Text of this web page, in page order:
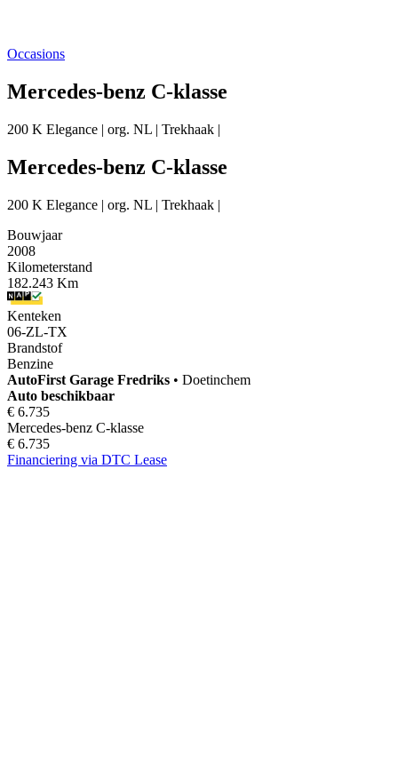
Occasions
Mercedes-benz C-klasse
200 K Elegance | org. NL | Trekhaak |
Mercedes-benz C-klasse
200 K Elegance | org. NL | Trekhaak |
Bouwjaar
2008
Kilometerstand
182.243 Km
Kenteken
06-ZL-TX
Brandstof
Benzine
AutoFirst Garage Fredriks • Doetinchem
Auto beschikbaar
€ 6.735
Mercedes-benz C-klasse
€ 6.735
Financiering via DTC Lease